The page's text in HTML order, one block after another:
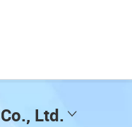
Ltd.